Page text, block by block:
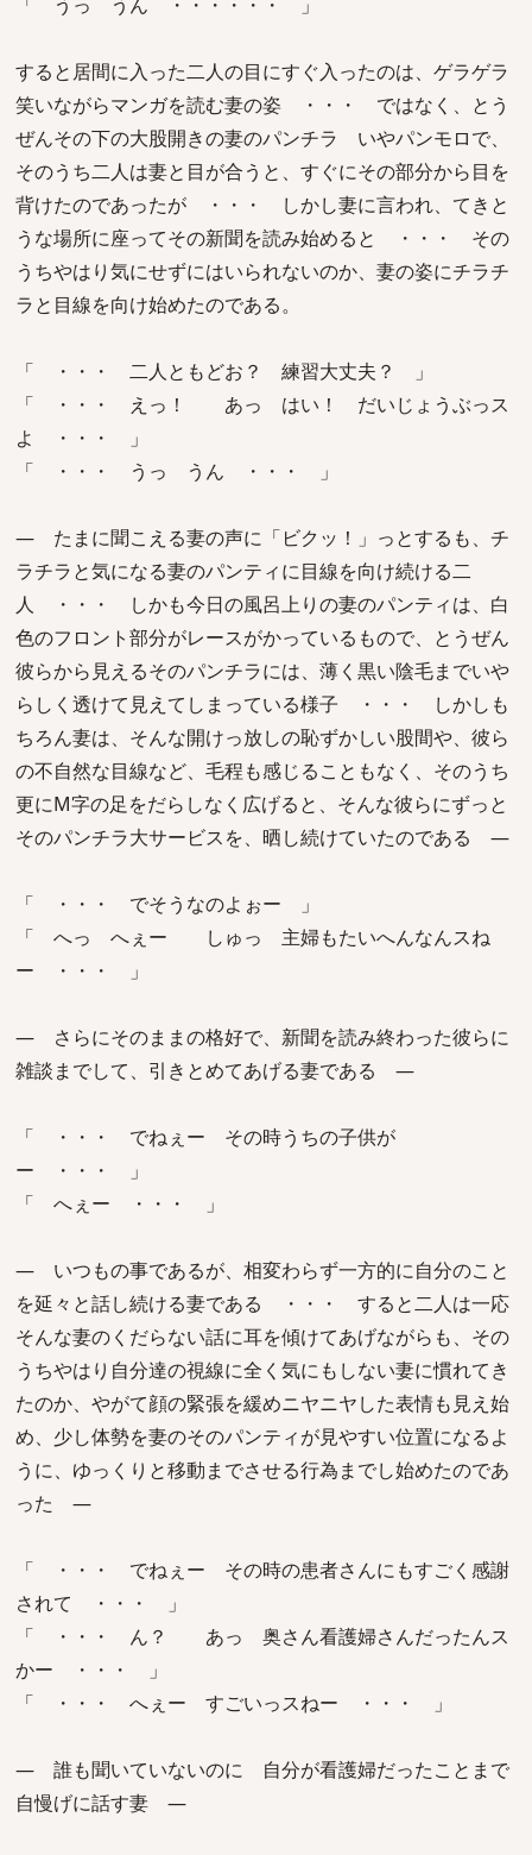
すると居間に入った二人の目にすぐ入ったのは、ゲラゲラ
笑いながらマンガを読む妻の姿 ・・・ ではなく、とう
ぜんその下の大股開きの妻のパンチラ いやパンモロで、
そのうち二人は妻と目が合うと、すぐにその部分から目を
背けたのであったが ・・・ しかし妻に言われ、てきと
うな場所に座ってその新聞を読み始めると ・・・ その
うちやはり気にせずにはいられないのか、妻の姿にチラチ
ラと目線を向け始めたのである。
「 ・・・ 二人ともどお？ 練習大丈夫？ 」
「 ・・・ えっ！ あっ はい！ だいじょうぶっス
よ ・・・ 」
「 ・・・ うっ うん ・・・ 」
― たまに聞こえる妻の声に「ビクッ！」っとするも、チ
ラチラと気になる妻のパンティに目線を向け続ける二
人 ・・・ しかも今日の風呂上りの妻のパンティは、白
色のフロント部分がレースがかっているもので、とうぜん
彼らから見えるそのパンチラには、薄く黒い陰毛までいや
らしく透けて見えてしまっている様子 ・・・ しかしも
ちろん妻は、そんな開けっ放しの恥ずかしい股間や、彼ら
の不自然な目線など、毛程も感じることもなく、そのうち
更にM字の足をだらしなく広げると、そんな彼らにずっと
そのパンチラ大サービスを、晒し続けていたのである ―
「 ・・・ でそうなのよぉー 」
「 へっ へぇー しゅっ 主婦もたいへんなんスね
ー ・・・ 」
― さらにそのままの格好で、新聞を読み終わった彼らに
雑談までして、引きとめてあげる妻である ―
「 ・・・ でねぇー その時うちの子供が
ー ・・・ 」
「 へぇー ・・・ 」
― いつもの事であるが、相変わらず一方的に自分のこと
を延々と話し続ける妻である ・・・ すると二人は一応
そんな妻のくだらない話に耳を傾けてあげながらも、その
うちやはり自分達の視線に全く気にもしない妻に慣れてき
たのか、やがて顔の緊張を緩めニヤニヤした表情も見え始
め、少し体勢を妻のそのパンティが見やすい位置になるよ
うに、ゆっくりと移動までさせる行為までし始めたのであ
った ―
「 ・・・ でねぇー その時の患者さんにもすごく感謝
されて ・・・ 」
「 ・・・ ん？ あっ 奥さん看護婦さんだったんス
かー ・・・ 」
「 ・・・ へぇー すごいっスねー ・・・ 」
― 誰も聞いていないのに 自分が看護婦だったことまで
自慢げに話す妻 ―